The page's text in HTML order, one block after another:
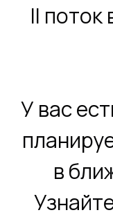
II
У вас
в